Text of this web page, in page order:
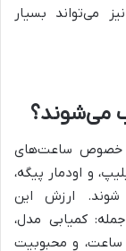
می‌تواند بسیار
می‌شوند؟
خصوص ساعت‌های
و اودمار پیگه،
شوند. ارزش این
کمیابی مدل،
ساعت، و محبوبیت